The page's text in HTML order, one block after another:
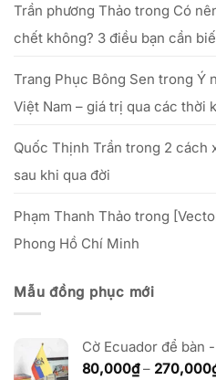
Trần phương Thảo trong Có
chết không? 3 điều bạn cần
Trang Phục Bông Sen trong Ý
Việt Nam – giá trị qua các thời
Quốc Thịnh Trần trong 2 cách
sau khi qua đời
Phạm Thanh Thảo trong
Phong Hồ Chí Minh
Mẫu đồng phục mới
Cờ Ecuador để bàn
80,000₫ – 270,000